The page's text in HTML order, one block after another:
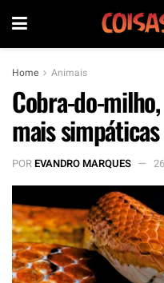
Home Animais
Cobra-do-
mais
POREVANDRO MARQUES